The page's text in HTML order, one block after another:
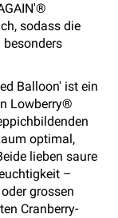
sodass die
Balloon' ist ein
Lowberry®
optimal,
lieben saure
–
grossen
Cranberry-